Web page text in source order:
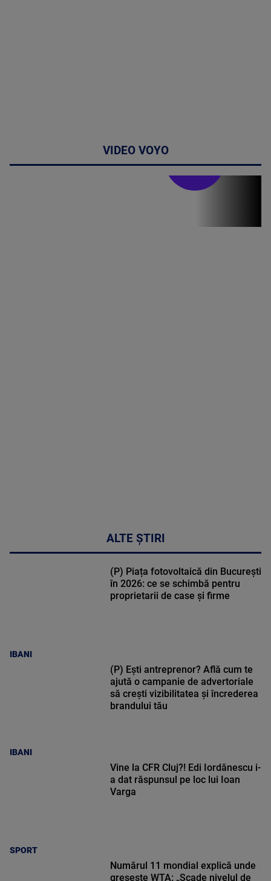
VIDEO VOYO
Stirile PRO TV
ALTE ȘTIRI
IBANI
(P) Piața fotovoltaică din București
în 2026: ce se schimbă pentru
proprietarii de case și firme
IBANI
(P) Ești antreprenor? Află cum te
ajută o campanie de advertoriale
să crești vizibilitatea și încrederea
brandului tău
SPORT
Vine la CFR Cluj?! Edi Iordănescu i-
a dat răspunsul pe loc lui Ioan
Varga
Numărul 11 mondial explică unde
greșește WTA: „Scade nivelul de